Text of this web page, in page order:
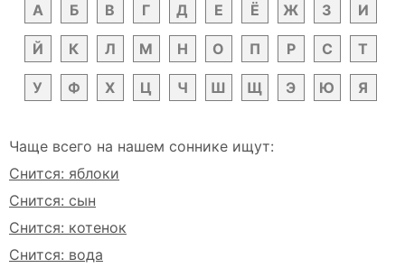
А
Б В Г Д Е Ё Ж З И
Й К Л М Н О П Р С Т
У Ф Х Ц Ч Ш Щ Э Ю Я
Чаще всего на нашем соннике ищут:
Снится: яблоки
Снится: сын
Снится: котенок
Снится: вода